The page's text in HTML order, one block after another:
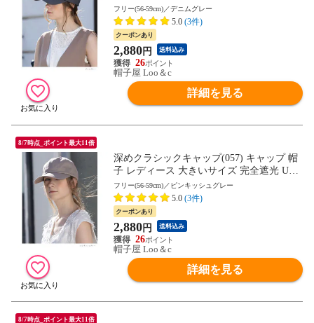
カット つば広 自転車 日よけ かぶーる日傘
母の日
フリー(56-59cm)／デニムグレー
5.0 (3件)
クーポンあり
2,880円 送料込み
26
帽子屋 Loo＆c
詳細を見る
8/7時点_ポイント最大11倍
深めクラシックキャップ(057) キャップ 帽
子 レディース 大きいサイズ 完全遮光 UV
カット つば広 自転車 日よけ かぶーる日傘
母の日
フリー(56-59cm)／ピンキッシュグレー
5.0 (3件)
クーポンあり
2,880円 送料込み
26
帽子屋 Loo＆c
詳細を見る
8/7時点_ポイント最大11倍